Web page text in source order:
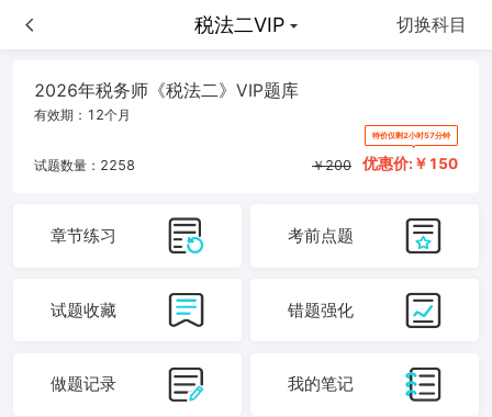
税法二VIP 切换科目
税法二VIP
2026年税务师《税法二》VIP题库
有效期： 12个月
试题数量： 2258 ￥200
特价仅剩2小时57分钟
优惠价:￥ 150
章节练习 考前点题
试题收藏 错题强化
做题记录 我的笔记